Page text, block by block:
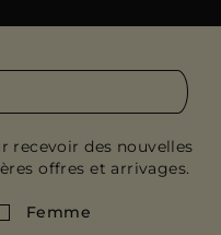
recevoir des nouvelles
offres et arrivages.
Femme